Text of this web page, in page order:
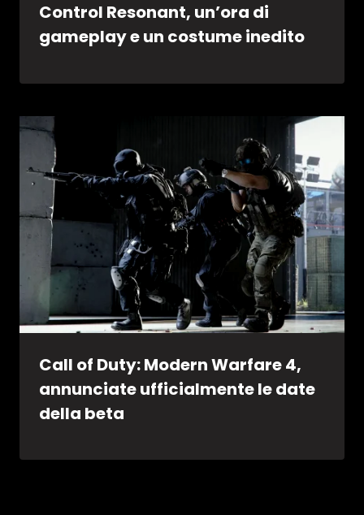
Control Resonant, un’ora di
gameplay e un costume inedito
Call of Duty: Modern Warfare 4,
annunciate ufficialmente le date
della beta